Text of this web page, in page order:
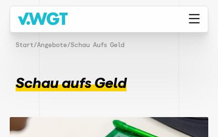
Start/Angebote/Schau Aufs Geld
Schau aufs Geld